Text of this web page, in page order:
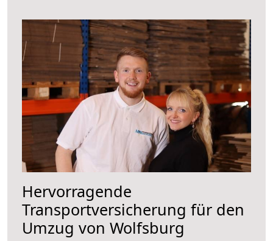
Hervorragende
Transportversicherung für den
Umzug von Wolfsburg